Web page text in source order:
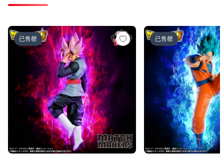
ドラゴンボール超 MATCH MAKERS ゴクウブラック-超サ
已售罄
ドラゴンボール超
已售罄